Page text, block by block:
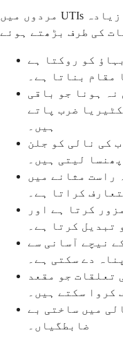
مردوں میں UTIs کی عام وجوہات یہ ہیں، سب سے زیادہ
کو روکتا ہے
مقام بناتا ہے۔
نہ ہونا جو باقی
ضرب پاتے
ہیں۔
کی نالی کو جلن
لیتی ہیں۔
راست مثانے میں
کراتا ہے۔
کرتا ہے اور
تبدیل کرتا ہے۔
نیچے آسانی سے
دے سکتی ہے۔
تعلقات جو مقعد
کروا سکتے ہیں۔
میں ساختی بے
ضابطگیاں۔